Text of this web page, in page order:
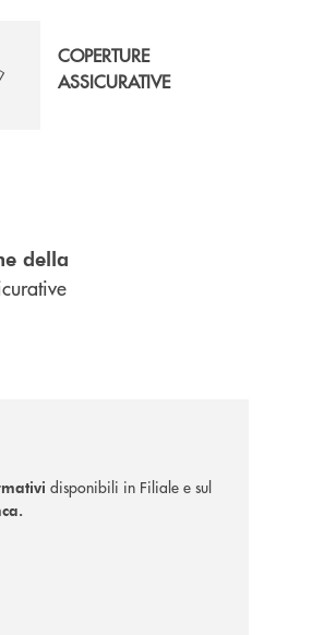
COPERTURE
ASSICURATIVE
della
disponibili in Filiale e sul